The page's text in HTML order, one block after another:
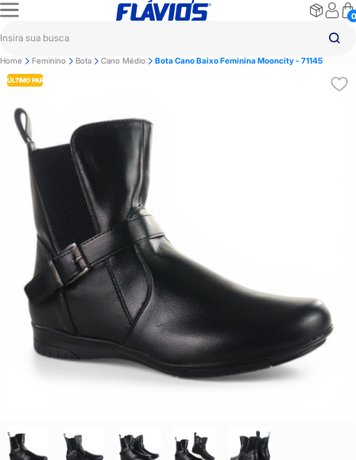
0
Home Feminino Bota Cano Médio Bota Cano Baixo Feminina Mooncity - 71145
ÚLTIMO PAR